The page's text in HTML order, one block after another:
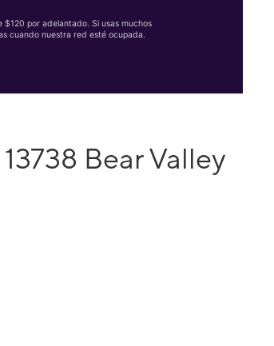
por adelantado. Si usas muchos
cuando nuestra red esté ocupada.
Bear Valley